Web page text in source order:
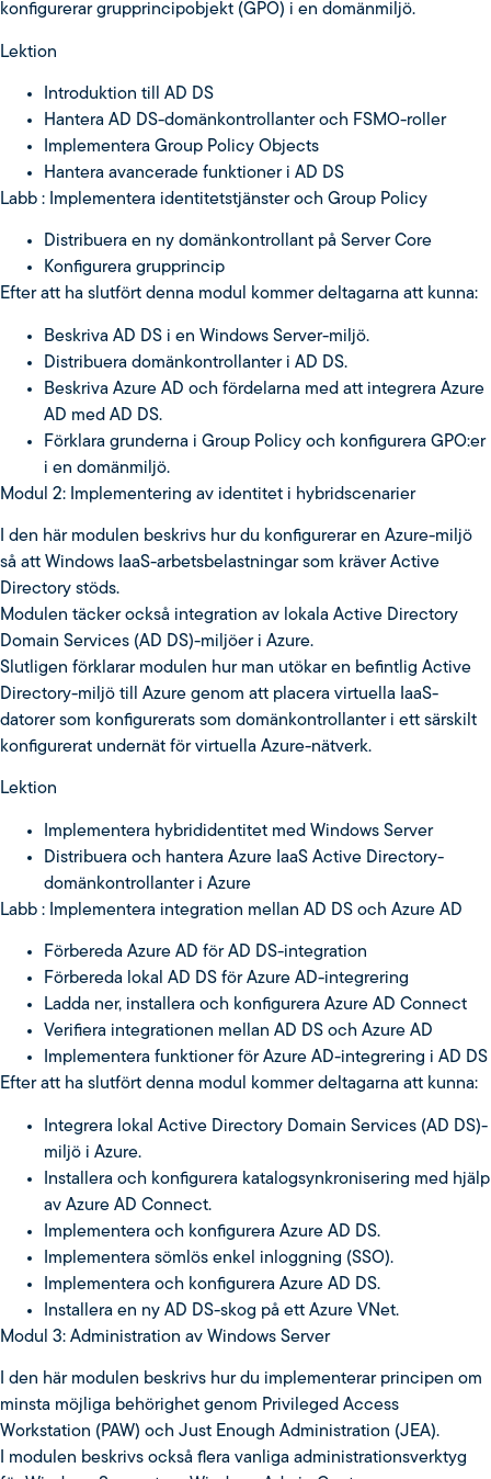
konfigurerar grupprincipobjekt (GPO) i en domänmiljö.
Lektion
Introduktion till AD DS
Hantera AD DS-domänkontrollanter och FSMO-roller
Implementera Group Policy Objects
Hantera avancerade funktioner i AD DS
Labb : Implementera identitetstjänster och Group Policy
Distribuera en ny domänkontrollant på Server Core
Konfigurera grupprincip
Efter att ha slutfört denna modul kommer deltagarna att kunna:
Beskriva AD DS i en Windows Server-miljö.
Distribuera domänkontrollanter i AD DS.
Beskriva Azure AD och fördelarna med att integrera Azure
AD med AD DS.
Förklara grunderna i Group Policy och konfigurera GPO:er
i en domänmiljö.
Modul 2: Implementering av identitet i hybridscenarier
I den här modulen beskrivs hur du konfigurerar en Azure-miljö
så att Windows IaaS-arbetsbelastningar som kräver Active
Directory stöds.
Modulen täcker också integration av lokala Active Directory
Domain Services (AD DS)-miljöer i Azure.
Slutligen förklarar modulen hur man utökar en befintlig Active
Directory-miljö till Azure genom att placera virtuella IaaS-
datorer som konfigurerats som domänkontrollanter i ett särskilt
konfigurerat undernät för virtuella Azure-nätverk.
Lektion
Implementera hybrididentitet med Windows Server
Distribuera och hantera Azure IaaS Active Directory-
domänkontrollanter i Azure
Labb : Implementera integration mellan AD DS och Azure AD
Förbereda Azure AD för AD DS-integration
Förbereda lokal AD DS för Azure AD-integrering
Ladda ner, installera och konfigurera Azure AD Connect
Verifiera integrationen mellan AD DS och Azure AD
Implementera funktioner för Azure AD-integrering i AD DS
Efter att ha slutfört denna modul kommer deltagarna att kunna:
Integrera lokal Active Directory Domain Services (AD DS)-
miljö i Azure.
Installera och konfigurera katalogsynkronisering med hjälp
av Azure AD Connect.
Implementera och konfigurera Azure AD DS.
Implementera sömlös enkel inloggning (SSO).
Implementera och konfigurera Azure AD DS.
Installera en ny AD DS-skog på ett Azure VNet.
Modul 3: Administration av Windows Server
I den här modulen beskrivs hur du implementerar principen om
minsta möjliga behörighet genom Privileged Access
Workstation (PAW) och Just Enough Administration (JEA).
I modulen beskrivs också flera vanliga administrationsverktyg